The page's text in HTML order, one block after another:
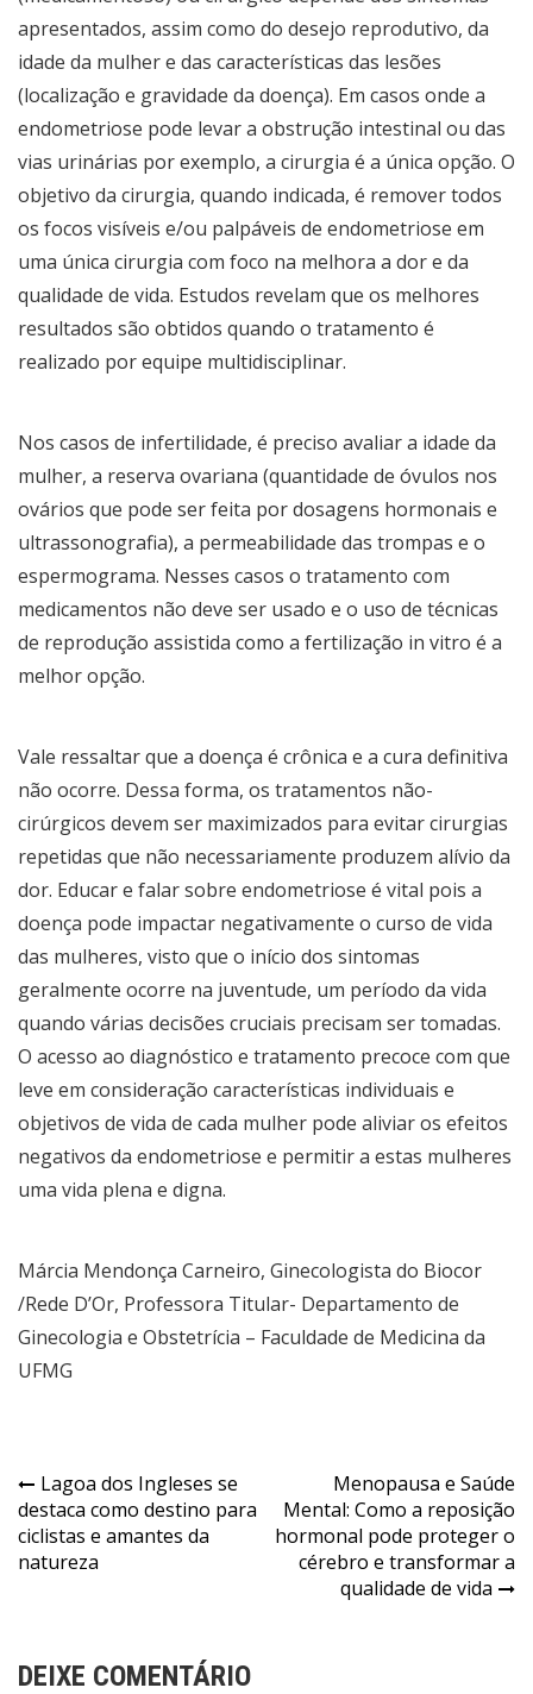
apresentados, assim como do desejo reprodutivo, da
idade da mulher e das características das lesões
(localização e gravidade da doença). Em casos onde a
endometriose pode levar a obstrução intestinal ou das
vias urinárias por exemplo, a cirurgia é a única opção. O
objetivo da cirurgia, quando indicada, é remover todos
os focos visíveis e/ou palpáveis de endometriose em
uma única cirurgia com foco na melhora a dor e da
qualidade de vida. Estudos revelam que os melhores
resultados são obtidos quando o tratamento é
realizado por equipe multidisciplinar.
Nos casos de infertilidade, é preciso avaliar a idade da
mulher, a reserva ovariana (quantidade de óvulos nos
ovários que pode ser feita por dosagens hormonais e
ultrassonografia), a permeabilidade das trompas e o
espermograma. Nesses casos o tratamento com
medicamentos não deve ser usado e o uso de técnicas
de reprodução assistida como a fertilização in vitro é a
melhor opção.
Vale ressaltar que a doença é crônica e a cura definitiva
não ocorre. Dessa forma, os tratamentos não-
cirúrgicos devem ser maximizados para evitar cirurgias
repetidas que não necessariamente produzem alívio da
dor. Educar e falar sobre endometriose é vital pois a
doença pode impactar negativamente o curso de vida
das mulheres, visto que o início dos sintomas
geralmente ocorre na juventude, um período da vida
quando várias decisões cruciais precisam ser tomadas.
O acesso ao diagnóstico e tratamento precoce com que
leve em consideração características individuais e
objetivos de vida de cada mulher pode aliviar os efeitos
negativos da endometriose e permitir a estas mulheres
uma vida plena e digna.
Márcia Mendonça Carneiro, Ginecologista do Biocor
/Rede D’Or, Professora Titular- Departamento de
Ginecologia e Obstetrícia – Faculdade de Medicina da
UFMG
Navegação
de
Post
Lagoa dos Ingleses se
destaca como destino para
ciclistas e amantes da
natureza
Menopausa e Saúde
Mental: Como a reposição
hormonal pode proteger o
cérebro e transformar a
qualidade de vida
DEIXE COMENTÁRIO